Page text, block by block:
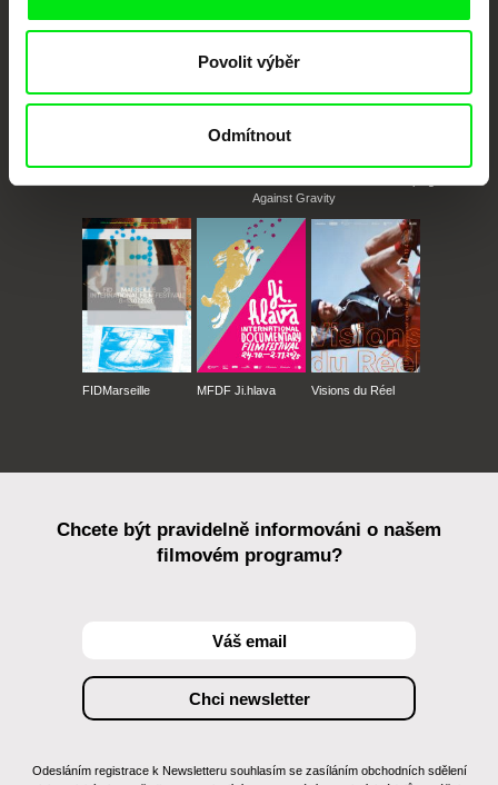
Povolit výběr
Odmítnout
Against Gravity
FIDMarseille MFDF Ji.hlava Visions du Réel
Chcete být pravidelně informováni o našem
filmovém programu?
Odesláním registrace k Newsletteru souhlasím se zasíláním obchodních sdělení